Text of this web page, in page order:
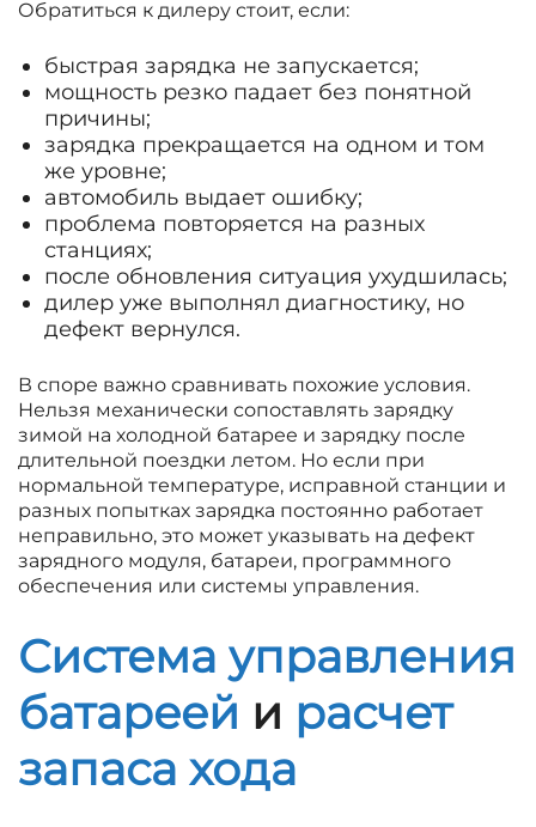
Обратиться к дилеру стоит, если:
быстрая зарядка не запускается;
мощность резко падает без понятной
причины;
зарядка прекращается на одном и том
же уровне;
автомобиль выдает ошибку;
проблема повторяется на разных
станциях;
после обновления ситуация ухудшилась;
дилер уже выполнял диагностику, но
дефект вернулся.
В споре важно сравнивать похожие условия.
Нельзя механически сопоставлять зарядку
зимой на холодной батарее и зарядку после
длительной поездки летом. Но если при
нормальной температуре, исправной станции и
разных попытках зарядка постоянно работает
неправильно, это может указывать на дефект
зарядного модуля, батареи, программного
обеспечения или системы управления.
Система управления
батареей и расчет
запаса хода